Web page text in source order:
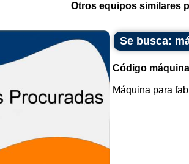
Otros equipos similares
Se busca:
Código
Máquina para